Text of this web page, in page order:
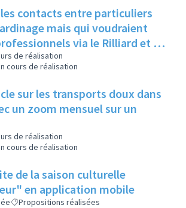
contacts entre particuliers
mais qui voudraient
via le Rilliard et la
Vie Locale
de réalisation
cours de réalisation
sur les transports doux dans
un zoom mensuel sur un
de réalisation
cours de réalisation
de la saison culturelle
en application mobile
Propositions réalisées